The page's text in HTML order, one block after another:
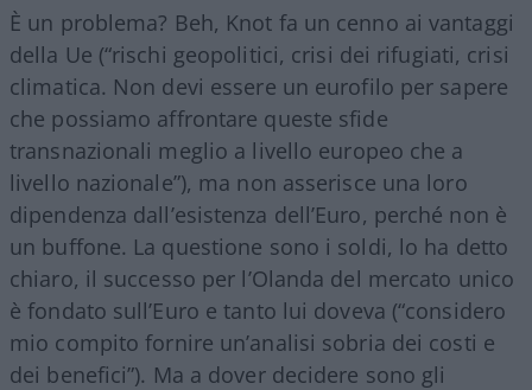
È un problema? Beh, Knot fa un cenno ai vantaggi
della Ue (“rischi geopolitici, crisi dei rifugiati, crisi
climatica. Non devi essere un eurofilo per sapere
che possiamo affrontare queste sfide
transnazionali meglio a livello europeo che a
livello nazionale”), ma non asserisce una loro
dipendenza dall’esistenza dell’Euro, perché non è
un buffone. La questione sono i soldi, lo ha detto
chiaro, il successo per l’Olanda del mercato unico
è fondato sull’Euro e tanto lui doveva (“considero
mio compito fornire un’analisi sobria dei costi e
dei benefici”). Ma a dover decidere sono gli